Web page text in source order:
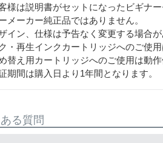
様は説明書がセットになったビギナ
メーカー純正品ではありません。
イン、仕様は予告なく変更する場合
・再生インクカートリッジへのご使用
替え用カートリッジへのご使用は動作
期間は購入日より1年間となります。
る質問